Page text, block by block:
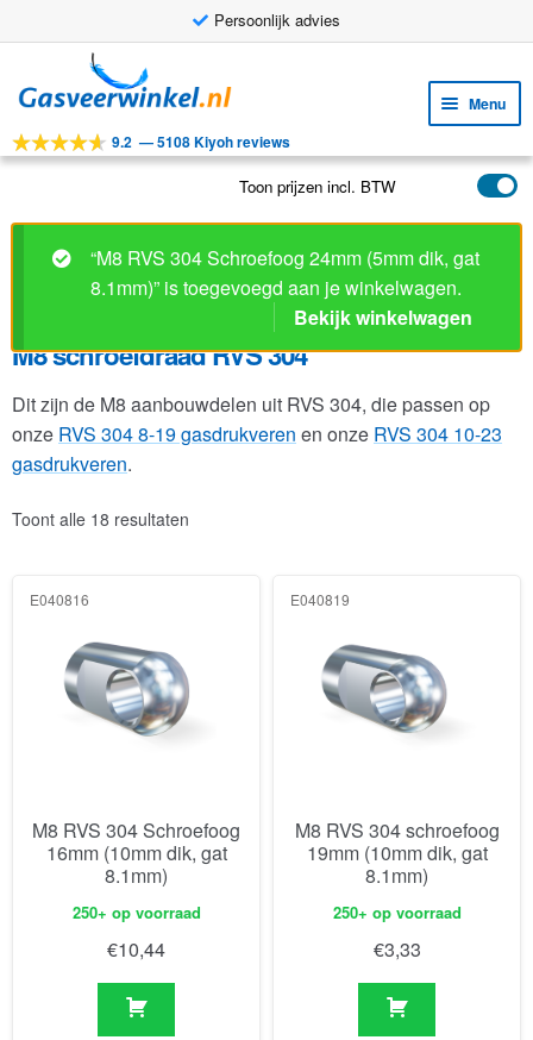
Persoonlijk advies
door
navigatie
naar
inhoud
Menu
Tools
Toepassingen
Klantenservice
9.2 —5108 Kiyoh reviews
Toon prijzen incl. BTW
“M8 RVS 304 Schroefoog 24mm (5mm dik, gat
8.1mm)” is toegevoegd aan je winkelwagen.
Bekijk winkelwagen
M8 schroefdraad RVS 304
Dit zijn de M8 aanbouwdelen uit RVS 304, die passen op
onze RVS 304 8-19 gasdrukveren en onze RVS 304 10-23
gasdrukveren.
Toont alle 18 resultaten
E040816
M8 RVS 304 Schroefoog
16mm (10mm dik, gat
8.1mm)
250+ op voorraad
€10,44
E040819
M8 RVS 304 schroefoog
19mm (10mm dik, gat
8.1mm)
250+ op voorraad
€3,33